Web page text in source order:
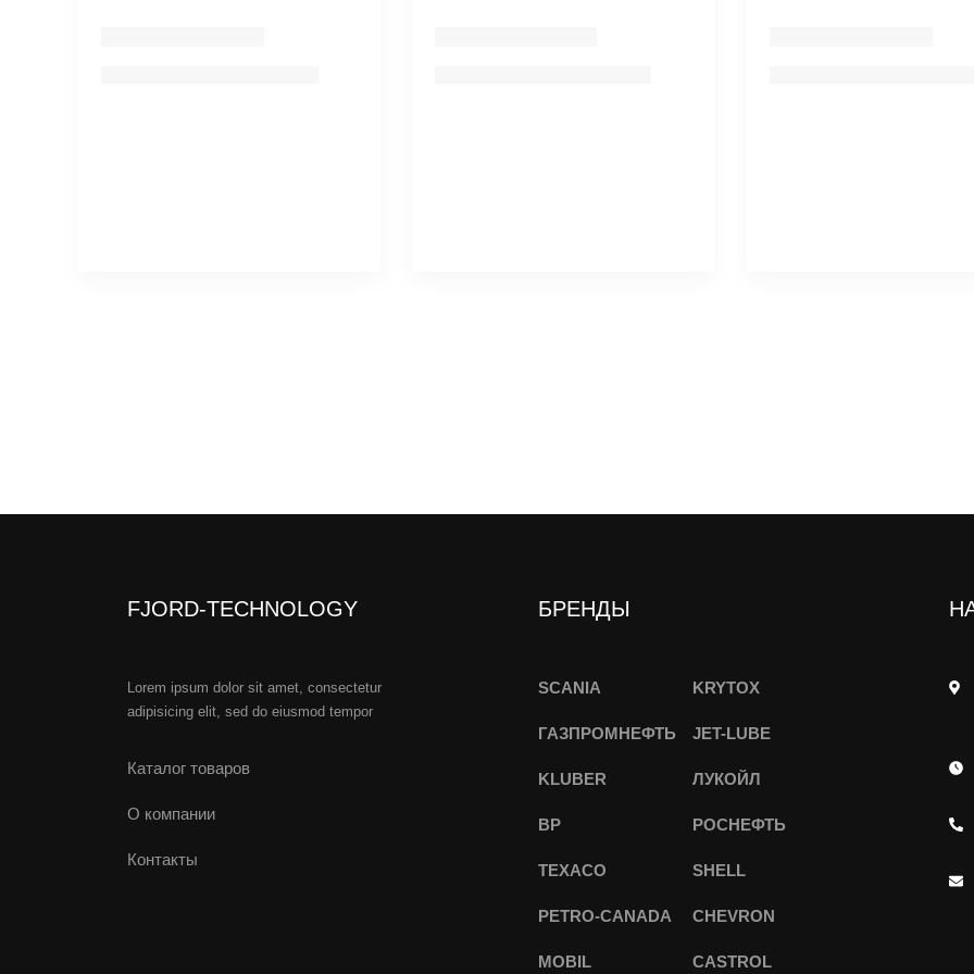
FJORD-TECHNOLOGY
Lorem ipsum dolor sit amet, consectetur
adipisicing elit, sed do eiusmod tempor
Каталог товаров
О компании
Контакты
БРЕНДЫ
SCANIA KRYTOX
ГАЗПРОМНЕФТЬ JET-LUBE
KLUBER ЛУКОЙЛ
BP РОСНЕФТЬ
TEXACO SHELL
PETRO-CANADA CHEVRON
MOBIL CASTROL